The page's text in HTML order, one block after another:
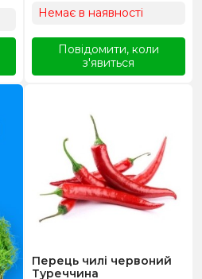
Немає в наявності
Повідомити, коли
з'явиться
Перець чилі червоний
Туреччина